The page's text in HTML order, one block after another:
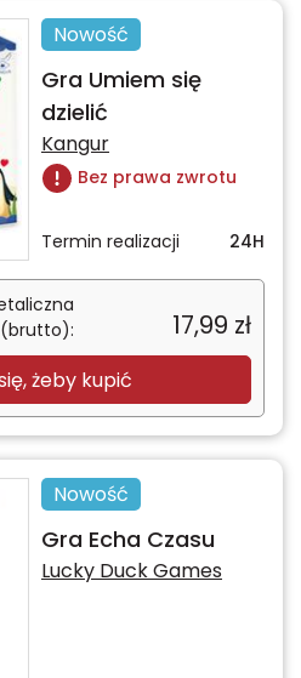
Nowość
Gra Umiem się
dzielić
Kangur
Bez prawa zwrotu
Termin realizacji 24H
(brutto):
17,99 zł
żeby kupić
Nowość
Gra Echa Czasu
Lucky Duck Games